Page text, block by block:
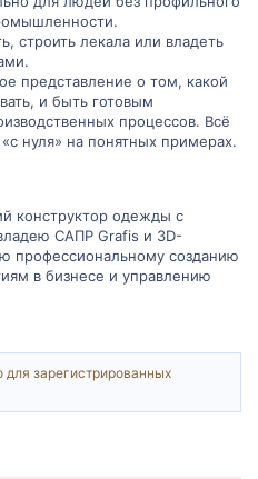
строить лекала или владеть
представление о том, какой
и быть готовым
процессов. Всё
нуля» на понятных примерах.
конструктор одежды с
САПР Grafis и 3D-
профессиональному созданию
в бизнесе и управлению
зарегистрированных